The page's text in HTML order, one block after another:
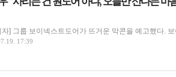
] 그룹 보이넥스트도어가 뜨거운 막콘을 예고했다.
17:39